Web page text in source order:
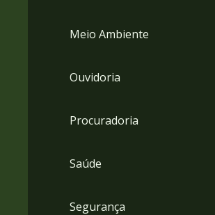
Meio Ambiente
Ouvidoria
Procuradoria
Saúde
Segurança